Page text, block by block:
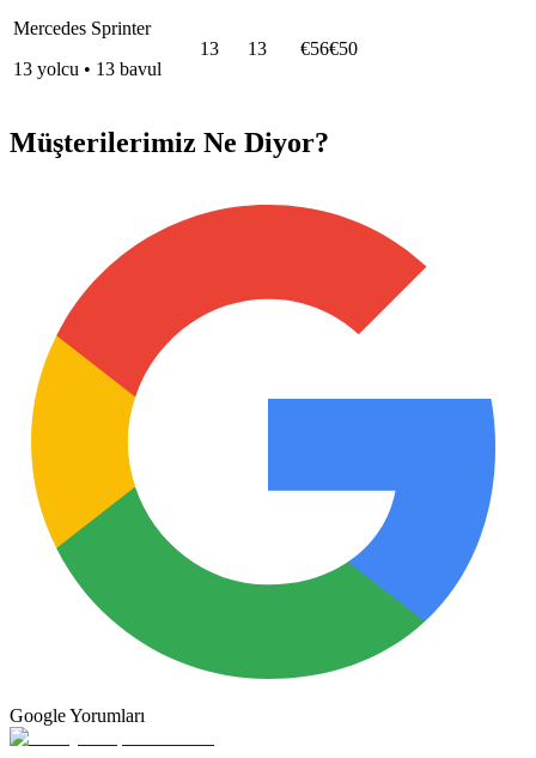
Mercedes Sprinter
13 yolcu • 13 bavul
13 13 €56€50
Müşterilerimiz Ne Diyor?
GoogleYorumları